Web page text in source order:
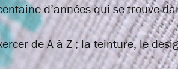
d’années qui se trouve
de A à Z ; la teinture, le